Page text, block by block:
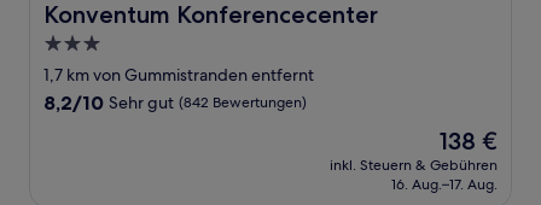
Konventum Konferencecenter
Konventum Konferencecenter
3.0-
Sterne-
Unterkunft
1,7 km von Gummistranden entfernt
8.2
8,2/10 Sehr gut (842 Bewertungen)
Der
Preis
beträgt
138 €
inkl. Steuern & Gebühren
16. Aug.–17. Aug.